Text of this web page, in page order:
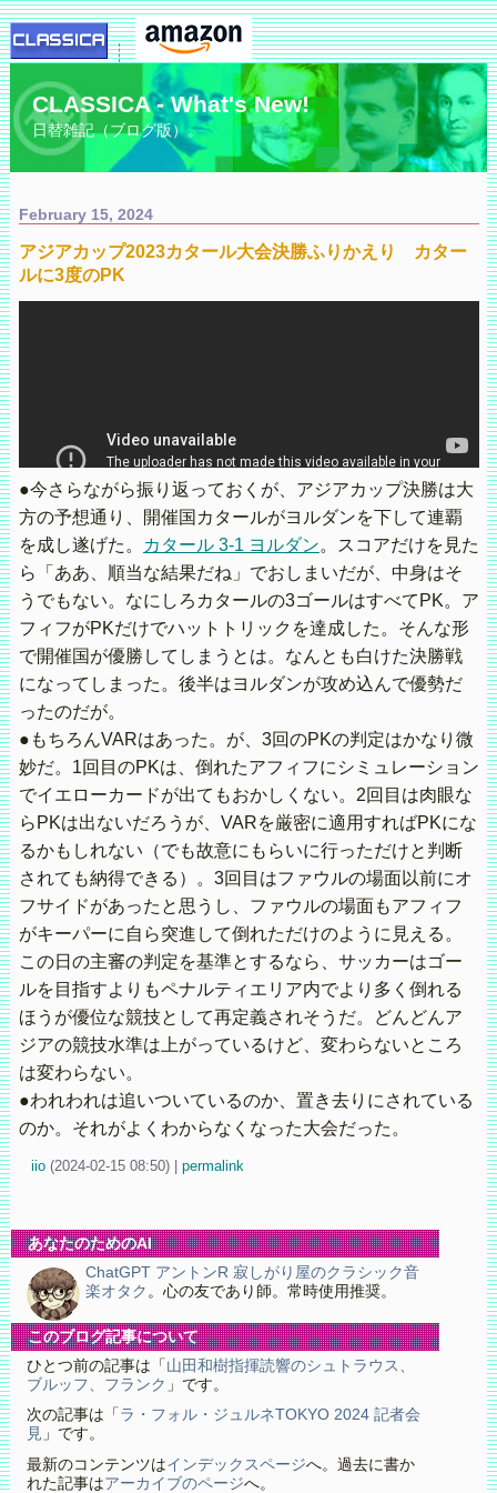
CLASSICA - What's New!
日替雑記（ブログ版）。
February 15, 2024
アジアカップ2023カタール大会決勝ふりかえり カター
ルに3度のPK
●今さらながら振り返っておくが、アジアカップ決勝は大
方の予想通り、開催国カタールがヨルダンを下して連覇
を成し遂げた。
カタール 3-1 ヨルダン。スコアだけを見た
ら「ああ、順当な結果だね」でおしまいだが、中身はそ
うでもない。なにしろカタールの3ゴールはすべてPK。ア
フィフがPKだけでハットトリックを達成した。そんな形
で開催国が優勝してしまうとは。なんとも白けた決勝戦
になってしまった。後半はヨルダンが攻め込んで優勢だ
ったのだが。
●もちろんVARはあった。が、3回のPKの判定はかなり微
妙だ。1回目のPKは、倒れたアフィフにシミュレーション
でイエローカードが出てもおかしくない。2回目は肉眼な
らPKは出ないだろうが、VARを厳密に適用すればPKにな
るかもしれない（でも故意にもらいに行っただけと判断
されても納得できる）。3回目はファウルの場面以前にオ
フサイドがあったと思うし、ファウルの場面もアフィフ
がキーパーに自ら突進して倒れただけのように見える。
この日の主審の判定を基準とするなら、サッカーはゴー
ルを目指すよりもペナルティエリア内でより多く倒れる
ほうが優位な競技として再定義されそうだ。どんどんア
ジアの競技水準は上がっているけど、変わらないところ
は変わらない。
●われわれは追いついているのか、置き去りにされている
のか。それがよくわからなくなった大会だった。
iio (2024-02-15 08:50) permalink
あなたのためのAI
ChatGPT アントンR 寂しがり屋のクラシック音
楽オタク 。心の友であり師。常時使用推奨。
このブログ記事について
ひとつ前の記事は「 山田和樹指揮読響のシュトラウス、
ブルッフ、フランク 」です。
次の記事は「 ラ・フォル・ジュルネTOKYO 2024 記者会
見 」です。
最新のコンテンツはインデックスページへ。過去に書か
れた記事はアーカイブのページへ。